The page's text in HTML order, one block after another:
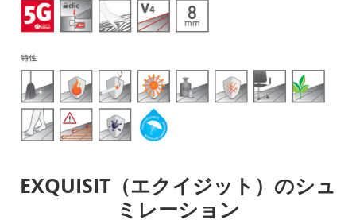
EXQUISIT（エクイジット）のシュ
ミレーション